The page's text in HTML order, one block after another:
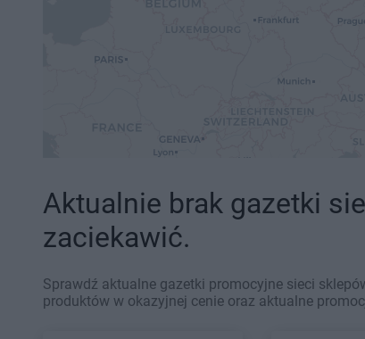
Aktualnie brak gazetki
zaciekawić.
Sprawdź aktualne gazetki promocyjne sieci
produktów w okazyjnej cenie oraz aktualne